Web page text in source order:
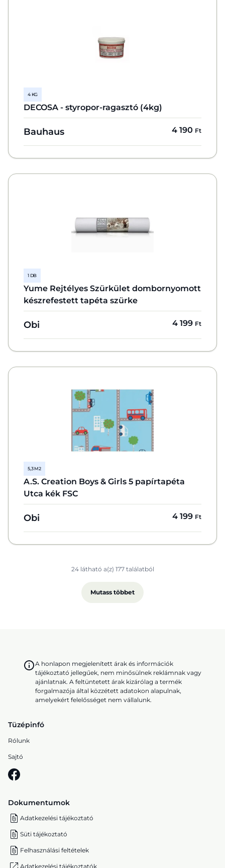
4 KG
DECOSA - styropor-ragasztó (4kg)
Bauhaus 4 190 Ft
1 DB
Yume Rejtélyes Szürkület dombornyomott
készrefestett tapéta szürke
Obi 4 199 Ft
5,3 M2
A.S. Creation Boys & Girls 5 papírtapéta
Utca kék FSC
Obi 4 199 Ft
24 látható a(z) 177 találatból
Mutass többet
A honlapon megjelenített árak és információk
tájékoztató jellegűek, nem minősülnek reklámnak vagy
ajánlatnak. A feltüntetett árak kizárólag a termék
forgalmazója által közzétett adatokon alapulnak,
amelyekért felelősséget nem vállalunk.
Tüzépinfó
Rólunk
Sajtó
Dokumentumok
Adatkezelési tájékoztató
Süti tájékoztató
Felhasználási feltételek
Adatkezelési tájékoztatók